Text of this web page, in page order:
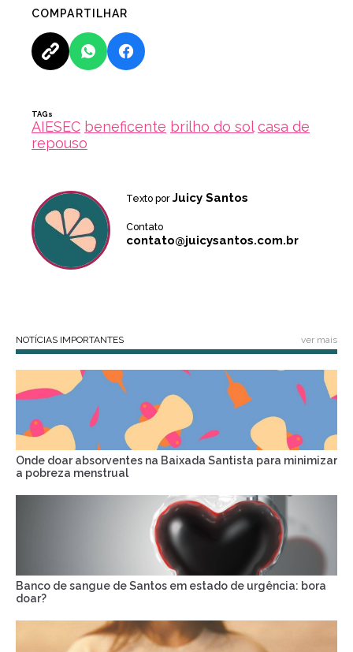
COMPARTILHAR
TAGs
AIESEC beneficente brilho do sol casa de
repouso
Texto por Juicy Santos
Contato
contato@juicysantos.com.br
NOTÍCIAS IMPORTANTES ver mais
Onde doar absorventes na Baixada Santista para minimizar
a pobreza menstrual
Banco de sangue de Santos em estado de urgência: bora
doar?